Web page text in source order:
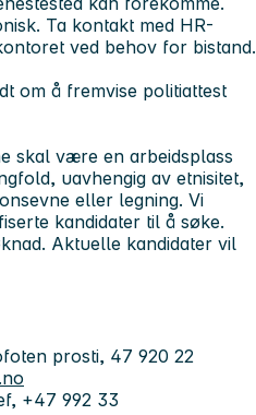
Ta kontakt med HR-
ved behov for bistand.
om å fremvise politiattest
skal være en arbeidsplass
uavhengig av etnisitet,
eller legning. Vi
kandidater til å søke.
Aktuelle kandidater vil
prosti, 47 920 22
+47 992 33